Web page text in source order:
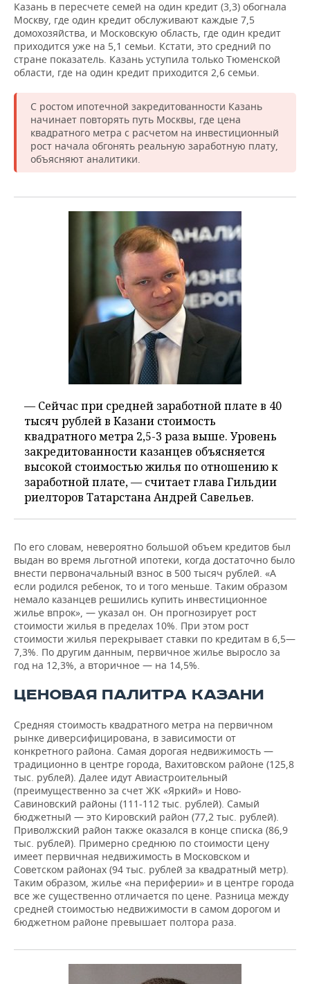
Казань в пересчете семей на один кредит (3,3) обогнала
Москву, где один кредит обслуживают каждые 7,5
домохозяйства, и Московскую область, где один кредит
приходится уже на 5,1 семьи. Кстати, это средний по
стране показатель. Казань уступила только Тюменской
области, где на один кредит приходится 2,6 семьи.
С ростом ипотечной закредитованности Казань
начинает повторять путь Москвы, где цена
квадратного метра с расчетом на инвестиционный
рост начала обгонять реальную заработную плату,
объясняют аналитики.
— Сейчас при средней заработной плате в 40
тысяч рублей в Казани стоимость
квадратного метра 2,5-3 раза выше. Уровень
закредитованности казанцев объясняется
высокой стоимостью жилья по отношению к
заработной плате, — считает глава Гильдии
риелторов Татарстана Андрей Савельев.
По его словам, невероятно большой объем кредитов был
выдан во время льготной ипотеки, когда достаточно было
внести первоначальный взнос в 500 тысяч рублей. «А
если родился ребенок, то и того меньше. Таким образом
немало казанцев решились купить инвестиционное
жилье впрок», — указал он. Он прогнозирует рост
стоимости жилья в пределах 10%. При этом рост
стоимости жилья перекрывает ставки по кредитам в 6,5—
7,3%. По другим данным, первичное жилье выросло за
год на 12,3%, а вторичное — на 14,5%.
ЦЕНОВАЯ ПАЛИТРА КАЗАНИ
Средняя стоимость квадратного метра на первичном
рынке диверсифицирована, в зависимости от
конкретного района. Самая дорогая недвижимость —
традиционно в центре города, Вахитовском районе (125,8
тыс. рублей). Далее идут Авиастроительный
(преимущественно за счет ЖК «Яркий» и Ново-
Савиновский районы (111-112 тыс. рублей). Самый
бюджетный — это Кировский район (77,2 тыс. рублей).
Приволжский район также оказался в конце списка (86,9
тыс. рублей). Примерно среднюю по стоимости цену
имеет первичная недвижимость в Московском и
Советском районах (94 тыс. рублей за квадратный метр).
Таким образом, жилье «на периферии» и в центре города
все же существенно отличается по цене. Разница между
средней стоимостью недвижимости в самом дорогом и
бюджетном районе превышает полтора раза.